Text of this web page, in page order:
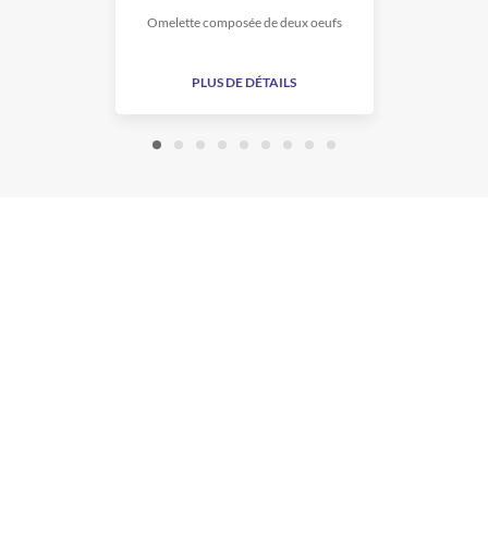
Omelette composée de deux oeufs
PLUS DE DÉTAILS